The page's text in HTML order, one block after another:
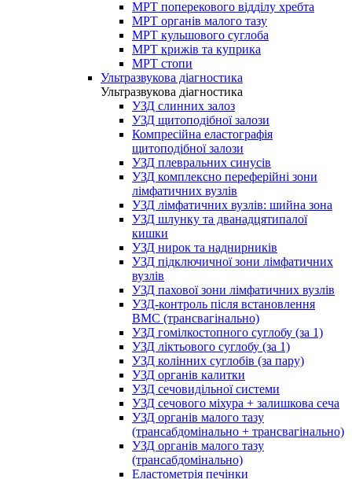
МРТ поперекового відділу хребта
МРТ органів малого тазу
МРТ кульшового суглоба
МРТ крижів та куприка
МРТ стопи
Ультразвукова діагностика
Ультразвукова діагностика
УЗД слинних залоз
УЗД щитоподібної залози
Компресійна еластографія
щитоподібної залози
УЗД плевральних синусів
УЗД комплексно переферійні зони
лімфатичних вузлів
УЗД лімфатичних вузлів: шийна зона
УЗД шлунку та дванадцятипалої
кишки
УЗД нирок та наднирників
УЗД підключичної зони лімфатичних
вузлів
УЗД пахової зони лімфатичних вузлів
УЗД-контроль після встановлення
ВМС (трансвагінально)
УЗД гомілкостопного суглобу (за 1)
УЗД ліктьового суглобу (за 1)
УЗД колінних суглобів (за пару)
УЗД органів калитки
УЗД сечовидільної системи
УЗД сечового міхура + залишкова сеча
УЗД органів малого тазу
(трансабдомінально + трансвагінально)
УЗД органів малого тазу
(трансабдомінально)
Еластометрія печінки